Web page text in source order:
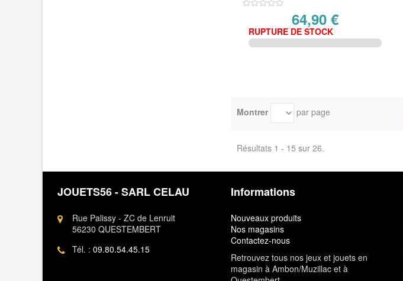
64,90 €
RUPTURE DE STOCK
Montrer par page
Résultats 1 - 15 sur 26.
JOUETS56 - SARL CELAU
Rue Palissy - ZC de Lenruit
56230 QUESTEMBERT
Tél. : 09.80.54.45.15
Informations
Nouveaux produits
Nos magasins
Contactez-nous
Retrouvez tous nos jeux et jouets en
magasin à Ambon/Muzillac et à